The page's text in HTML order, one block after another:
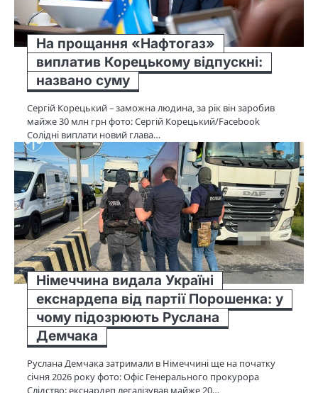
На прощання «Нафтогаз»
виплатив Корецькому відпускні:
названо суму
Сергій Корецький – заможна людина, за рік він заробив
майже 30 млн грн фото: Сергій Корецький/Facebook
Солідні виплати новий глава…
Німеччина видала Україні
екснардепа від партії Порошенка: у
чому підозрюють Руслана
Демчака
Руслана Демчака затримали в Німеччині ще на початку
січня 2026 року фото: Офіс Генерального прокурора
Слідство: екснардеп легалізував майже 20…